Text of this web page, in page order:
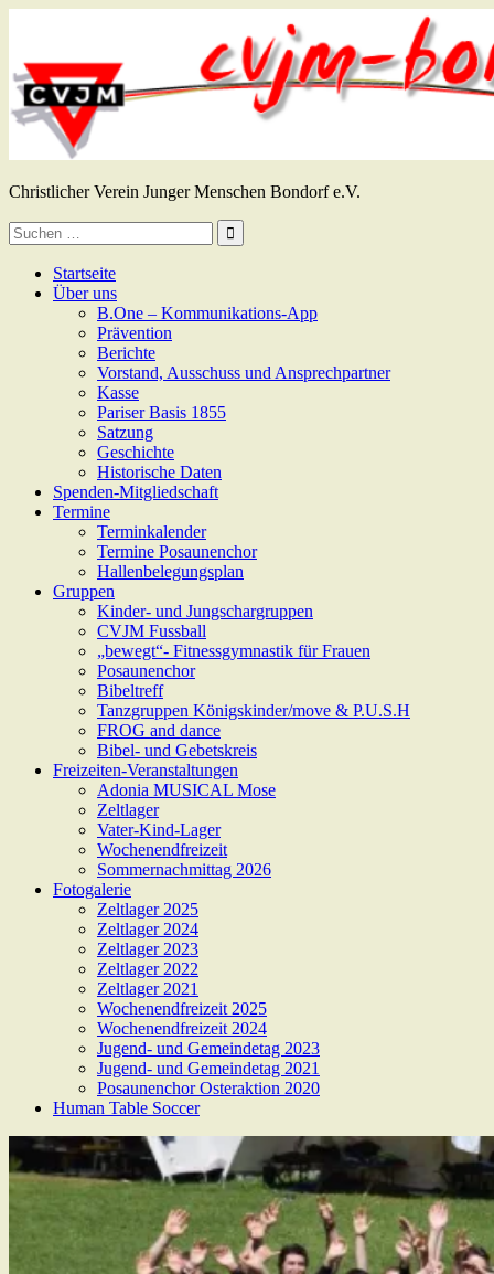
CVJM Bondorf e.V.
Christlicher Verein Junger Menschen Bondorf e.V.
Suche
nach:
Startseite
Über uns
B.One – Kommunikations-App
Prävention
Berichte
Vorstand, Ausschuss und Ansprechpartner
Kasse
Pariser Basis 1855
Satzung
Geschichte
Historische Daten
Spenden-Mitgliedschaft
Termine
Terminkalender
Termine Posaunenchor
Hallenbelegungsplan
Gruppen
Kinder- und Jungschargruppen
CVJM Fussball
„bewegt“- Fitnessgymnastik für Frauen
Posaunenchor
Bibeltreff
Tanzgruppen Königskinder/move & P.U.S.H
FROG and dance
Bibel- und Gebetskreis
Freizeiten-Veranstaltungen
Adonia MUSICAL Mose
Zeltlager
Vater-Kind-Lager
Wochenendfreizeit
Sommernachmittag 2026
Fotogalerie
Zeltlager 2025
Zeltlager 2024
Zeltlager 2023
Zeltlager 2022
Zeltlager 2021
Wochenendfreizeit 2025
Wochenendfreizeit 2024
Jugend- und Gemeindetag 2023
Jugend- und Gemeindetag 2021
Posaunenchor Osteraktion 2020
Human Table Soccer